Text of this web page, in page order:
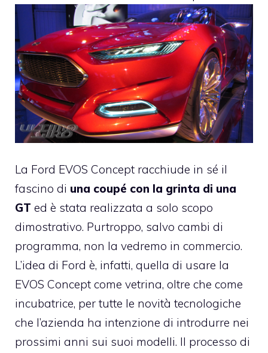
La Ford EVOS Concept racchiude in sé il
fascino di una coupé con la grinta di una
GT ed è stata realizzata a solo scopo
dimostrativo. Purtroppo, salvo cambi di
programma, non la vedremo in commercio.
L’idea di Ford è, infatti, quella di usare la
EVOS Concept come vetrina, oltre che come
incubatrice, per tutte le novità tecnologiche
che l’azienda ha intenzione di introdurre nei
prossimi anni sui suoi modelli. Il processo di